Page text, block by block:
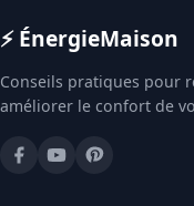
⚡ ÉnergieMaison
Conseils pratiques pour
améliorer le confort de